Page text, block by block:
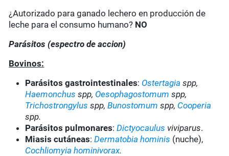
¿Autorizado para ganado lechero en producción de
leche para el consumo humano? NO
Parásitos (espectro de accion)
Bovinos:
Parásitos gastrointestinales: Ostertagia spp,
Haemonchus spp, Oesophagostomum spp,
Trichostrongylus spp,Bunostomum spp, Cooperia
spp.
Parásitos pulmonares:Dictyocaulus viviparus.
Miasis cutáneas:Dermatobia hominis (nuche),
Cochliomyia hominivorax.